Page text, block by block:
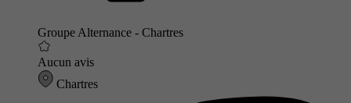
Groupe Alternance - Chartres
Aucun avis
Chartres